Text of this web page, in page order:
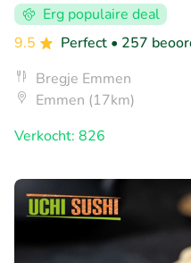
Erg populaire deal
9.5
Perfect • 257
Bregje Emmen
Emmen (17km)
Verkocht: 826